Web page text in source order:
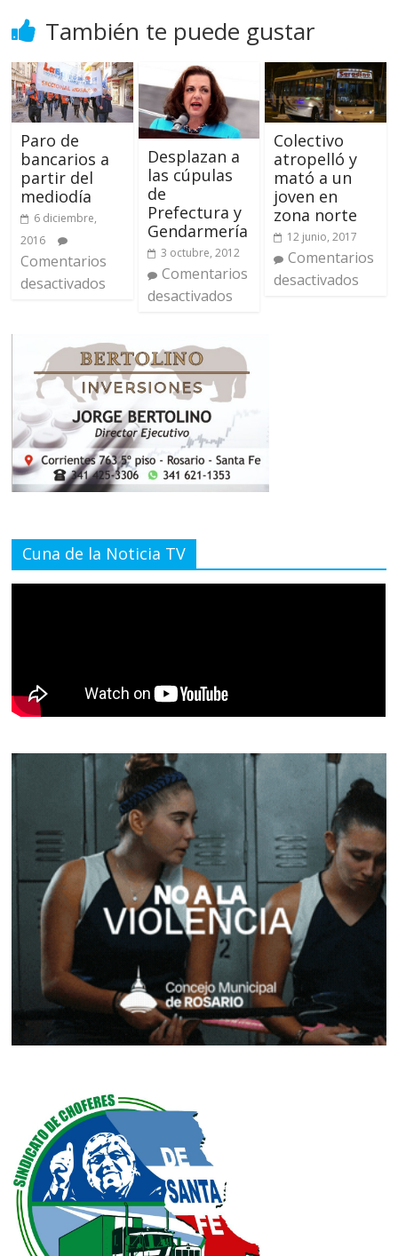
También te puede gustar
Paro de
bancarios a
partir del
mediodía
6 diciembre,
2016
Comentarios
desactivados
Desplazan a
las cúpulas
de
Prefectura y
Gendarmería
3 octubre, 2012
Comentarios
desactivados
Colectivo
atropelló y
mató a un
joven en
zona norte
12 junio, 2017
Comentarios
desactivados
Cuna de la Noticia TV